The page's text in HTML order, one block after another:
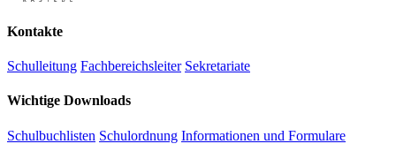
Kontakte
Schulleitung Fachbereichsleiter Sekretariate
Wichtige Downloads
Schulbuchlisten Schulordnung Informationen und Formulare